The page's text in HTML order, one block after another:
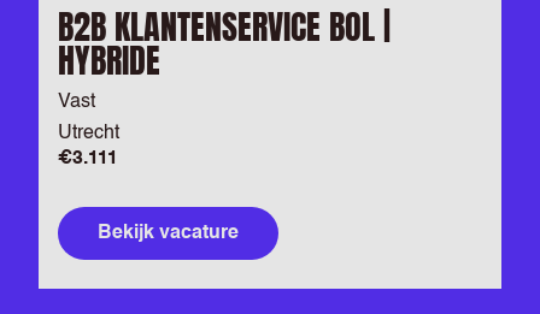
B2B KLANTENSERVICE BOL |
HYBRIDE
Vast
Utrecht
€3.111
Bekijk vacature